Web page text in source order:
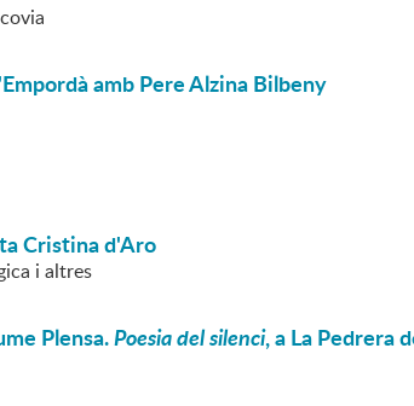
amb Pere Alzina Bilbeny
Cristina d'Aro
i altres
Plensa.Poesia del silenci, a La Pedrera